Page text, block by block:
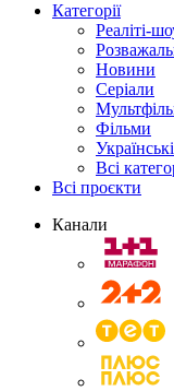
Категорії
Реаліті-
Новини
Серіали
Фільми
Всі
Всі проєкти
Канали